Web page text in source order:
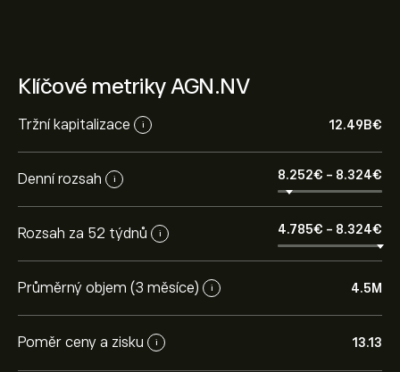
Klíčové metriky AGN.NV
Tržní kapitalizace i 12.49B‎€‎
Denní rozsah i 8.252‎€‎ - 8.324‎€‎
Rozsah za 52 týdnů i 4.785‎€‎ - 8.324‎€‎
Průměrný objem (3 měsíce) i 4.5M
Poměr ceny a zisku i 13.13